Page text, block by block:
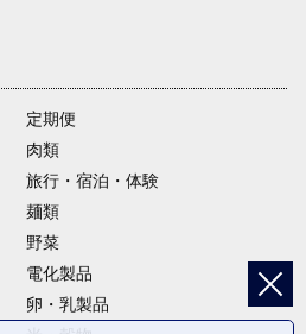
定期便
肉類
旅行・宿泊・体験
麺類
野菜
電化製品
卵・乳製品